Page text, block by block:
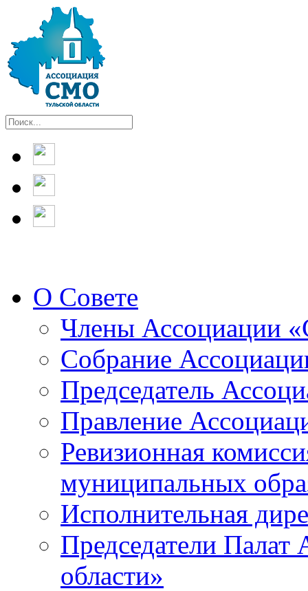
О Совете
Члены Ассоциации
Собрание
Председатель
Правление
Ревизионная
муниципальных
Исполнительная
Председатели
области»